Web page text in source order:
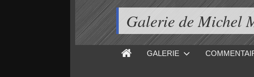
Galerie de Michel
GALERIE